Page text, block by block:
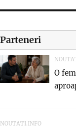
Parteneri
O
NOUTATI.INFO